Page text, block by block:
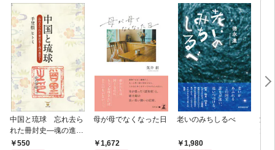
中国と琉球 忘れ去ら
れた冊封史―魂の進化
―550
母が母でなくなった日
1,672
老いのみちしるべ
1,980
激